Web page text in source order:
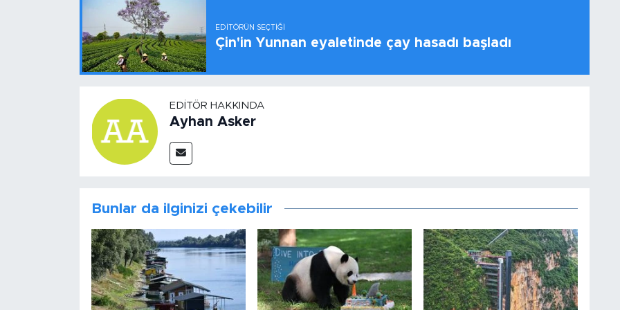
EDITÖRÜN SEÇTIĞI
Çin'in Yunnan eyaletinde çay hasadı başladı
EDITÖR HAKKINDA
Ayhan Asker
Bunlar da ilginizi çekebilir